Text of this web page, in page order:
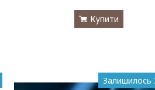
Купити
Залишилось